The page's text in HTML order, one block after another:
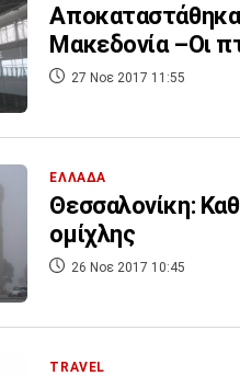
Μακεδονία –Οι
27 Νοε 2017 11:55
ΕΛΛΑΔΑ
Θεσσαλονίκη:
ομίχλης
26 Νοε 2017 10:45
TRAVEL